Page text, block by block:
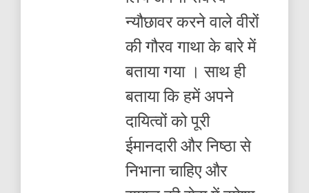
न्यौछावर करने वाले वीरों
की गौरव गाथा के बारे में
बताया गया । साथ ही
बताया कि हमें अपने
दायित्वों को पूरी
ईमानदारी और निष्ठा से
निभाना चाहिए और